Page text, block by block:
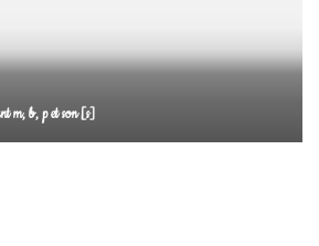
m, b, p et son [s]